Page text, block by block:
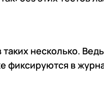
несколько.
фиксируются в